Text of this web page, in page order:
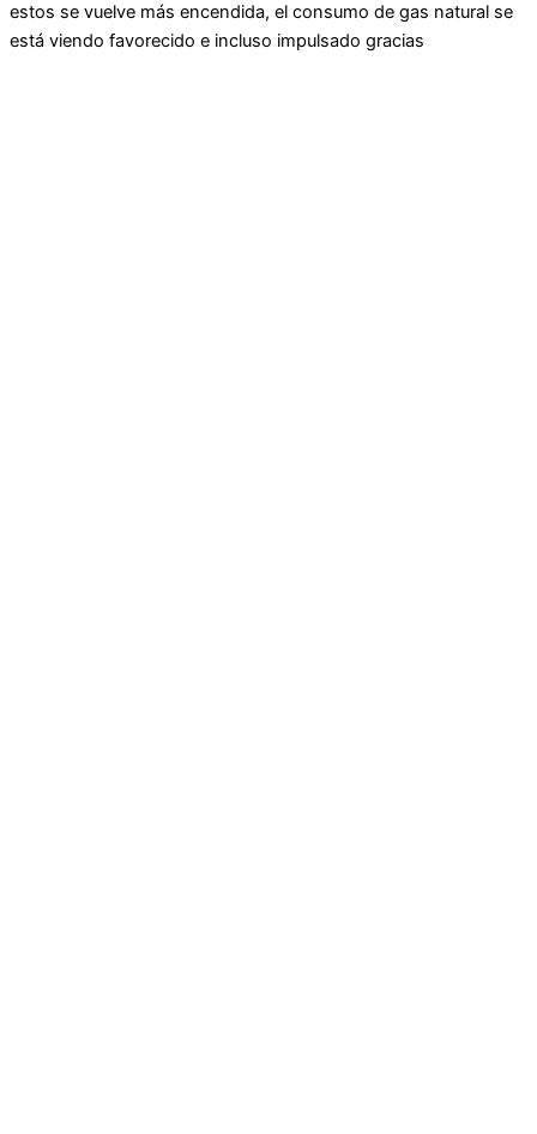
estos se vuelve más encendida, el consumo de gas natural se
está viendo favorecido e incluso impulsado gracias